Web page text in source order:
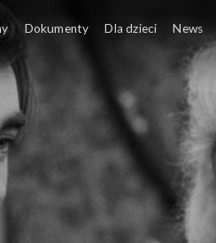
Dokumenty Dla dzieci News